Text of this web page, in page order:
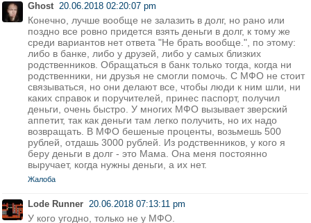
Ghost 20.06.2018 02:20:07 pm
Конечно, лучше вообще не залазить в долг, но рано или
поздно все ровно придется взять деньги в долг, к тому же
среди вариантов нет ответа "Не брать вообще.", по этому:
либо в банке, либо у друзей, либо у самых близких
родственников. Обращаться в банк только тогда, когда ни
родственники, ни друзья не смогли помочь. С МФО не стоит
связываться, но они делают все, чтобы люди к ним шли, ни
каких справок и поручителей, принес паспорт, получил
деньги, очень быстро. У многих МФО вызывает зверский
аппетит, так как деньги там легко получить, но их надо
возвращать. В МФО бешеные проценты, возьмешь 500
рублей, отдашь 3000 рублей. Из родственников, у кого я
беру деньги в долг - это Мама. Она меня постоянно
выручает, когда нужны деньги, а их нет.
Жалоба
Lode Runner 20.06.2018 07:13:11 pm
У кого угодно, только не у МФО.